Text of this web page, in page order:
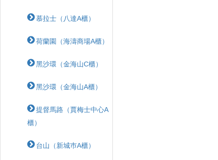
慕拉士（八達A櫃）
荷蘭園（海濤商場A櫃）
黑沙環（金海山C櫃）
黑沙環（金海山A櫃）
提督馬路（賈梅士中心A
櫃）
台山（新城巿A櫃）